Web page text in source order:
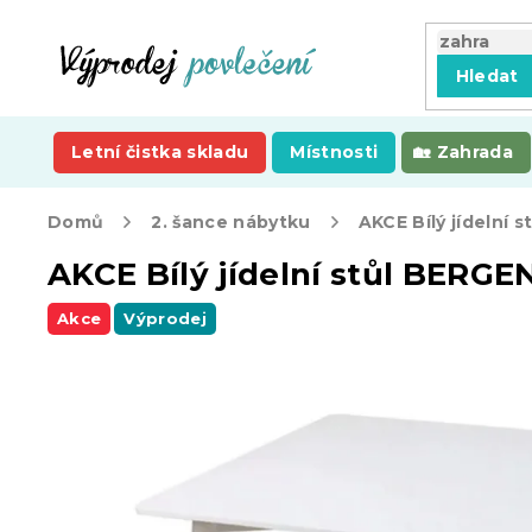
Hledat
Letní čistka skladu Místnosti Zahrada
Domů 2. šance nábytku
AKCE Bílý jídelní stůl
Akce Výprodej